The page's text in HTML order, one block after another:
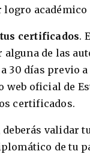
académico
certificados.
de las
días previo
web oficial de
certificados.
deberás validar
de tu